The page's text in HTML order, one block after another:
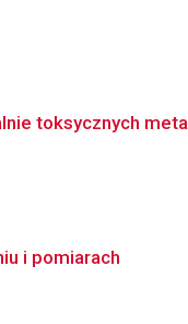
toksycznych
i pomiarach